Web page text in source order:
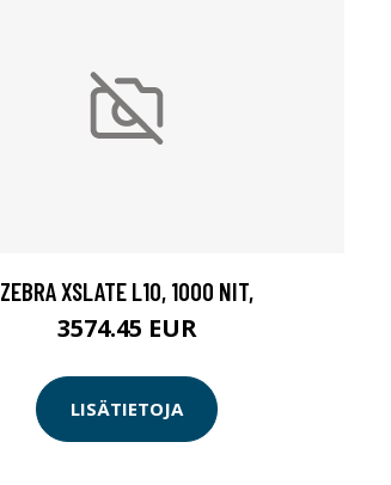
ZEBRA XSLATE L10, 1000 NIT,
3574.45 EUR
LISÄTIETOJA